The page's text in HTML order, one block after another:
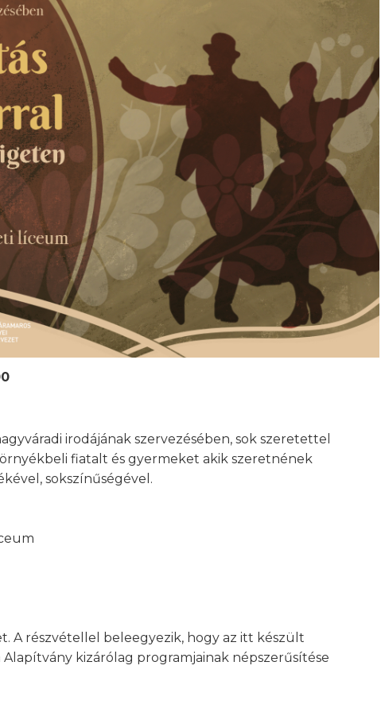
irodájának szervezésében, sok szeretettel
fiatalt és gyermeket akik szeretnének
sokszínűségével.
A részvétellel beleegyezik, hogy az itt készült
kizárólag programjainak népszerűsítése